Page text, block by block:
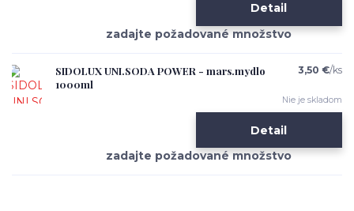
Detail
SIDOLUX UNI.SODA POWER - mars.mydlo
1000ml
3,50 €/ks
Nie je skladom
Detail